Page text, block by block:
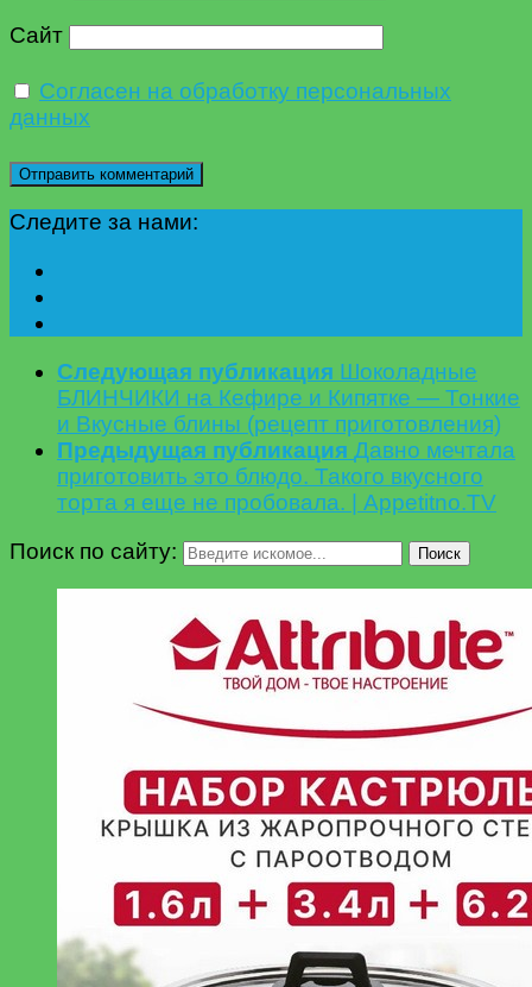
Сайт
Согласен на обработку персональных
данных
Следите за нами:
Следующая публикация Шоколадные
БЛИНЧИКИ на Кефире и Кипятке — Тонкие
и Вкусные блины (рецепт приготовления)
Предыдущая публикация Давно мечтала
приготовить это блюдо. Такого вкусного
торта я еще не пробовала. | Appetitno.TV
Поиск по сайту:
Поиск